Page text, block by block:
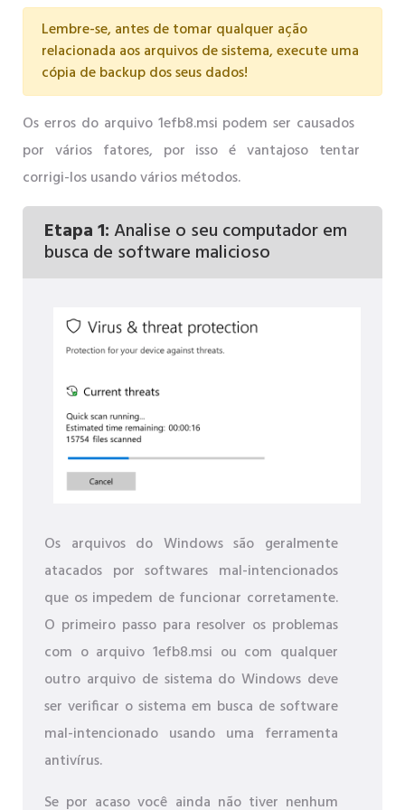
Lembre-se, antes de tomar qualquer ação
relacionada aos arquivos de sistema, execute uma
cópia de backup dos seus dados!
Os erros do arquivo 1efb8.msi podem ser causados ​​
por vários fatores, por isso é vantajoso tentar
corrigi-los usando vários métodos.
Etapa 1:Analise o seu computador em
busca de software malicioso
Os arquivos do Windows são geralmente
atacados por softwares mal-intencionados
que os impedem de funcionar corretamente.
O primeiro passo para resolver os problemas
com o arquivo 1efb8.msi ou com qualquer
outro arquivo de sistema do Windows deve
ser verificar o sistema em busca de software
mal-intencionado usando uma ferramenta
antivírus.
Se por acaso você ainda não tiver nenhum